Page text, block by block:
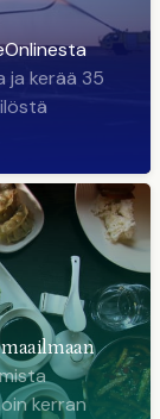
ja kerää 35
kerran